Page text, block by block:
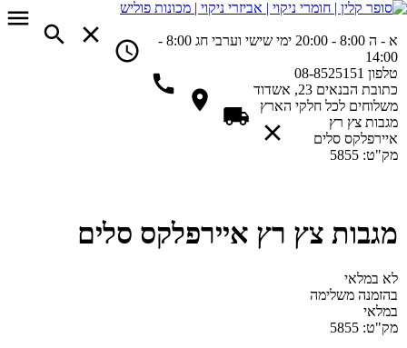
א - ה 8:00 - 20:00
ימי שישי וערבי חג 8:00 -
14:00
טלפון 08-8525151
כתובת הבנאים 23, אשדוד
משלוחים לכל חלקי הארץ
מגבות צץ רץ
איירפלקס סלים
מק"ט: 5855
מגבות צץ רץ איירפלקס סלים
לא במלאי
בהזמנה משלימה
במלאי
מק"ט: 5855